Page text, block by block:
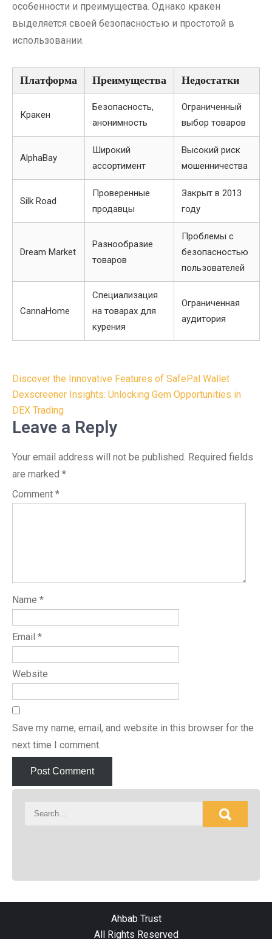
особенности и преимущества. Однако кракен
выделяется своей безопасностью и простотой в
использовании.
Платформа Преимущества Недостатки
Кракен
Безопасность,
анонимность
Ограниченный
выбор товаров
AlphaBay
Широкий
ассортимент
Высокий риск
мошенничества
Silk Road
Проверенные
продавцы
Закрыт в 2013
году
Dream Market
Разнообразие
товаров
Проблемы с
безопасностью
пользователей
CannaHome
Специализация
на товарах для
курения
Ограниченная
аудитория
Post
navigation
Discover the Innovative Features of SafePal Wallet
Dexscreener Insights: Unlocking Gem Opportunities in
DEX Trading
Leave a Reply
Your email address will not be published. Required fields
are marked *
Comment *
Name *
Email *
Website
Save my name, email, and website in this browser for the
next time I comment.
Ahbab Trust
All Rights Reserved